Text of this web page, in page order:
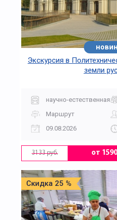
Экскурсия в
земли
научно-естественная
Маршрут
09.08.2026
3133 руб. от
Скидка 25 %